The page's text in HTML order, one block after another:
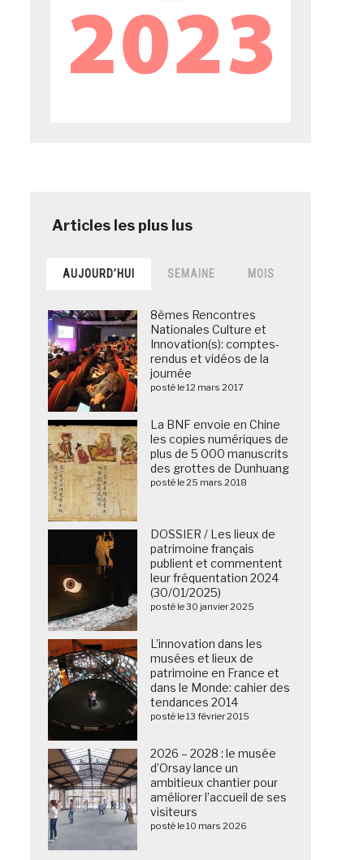
AUJOURD’HUI SEMAINE MOIS
8èmes Rencontres
Nationales Culture et
Innovation(s): comptes-
rendus et vidéos de la
journée
posté le 12 mars 2017
La BNF envoie en Chine
les copies numériques de
plus de 5 000 manuscrits
des grottes de Dunhuang
posté le 25 mars 2018
DOSSIER / Les lieux de
patrimoine français
publient et commentent
leur fréquentation 2024
(30/01/2025)
posté le 30 janvier 2025
L’innovation dans les
musées et lieux de
patrimoine en France et
dans le Monde: cahier des
tendances 2014
posté le 13 février 2015
2026 – 2028 : le musée
d’Orsay lance un
ambitieux chantier pour
améliorer l’accueil de ses
visiteurs
posté le 10 mars 2026